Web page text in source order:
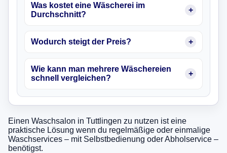
Was kostet eine Wäscherei im
Durchschnitt?
Wodurch steigt der Preis?
Wie kann man mehrere Wäschereien
schnell vergleichen?
Einen Waschsalon in Tuttlingen zu nutzen ist eine
praktische Lösung wenn du regelmäßige oder einmalige
Waschservices – mit Selbstbedienung oder Abholservice –
benötigst.